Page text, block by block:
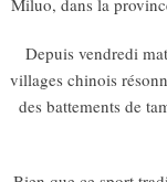
Miluo, dans la
Depuis vendredi
villages chinois
des battements de